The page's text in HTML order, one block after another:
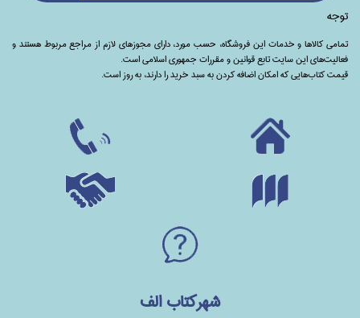
توجه
تمامی‌ کالاها و خدمات این فروشگاه، حسب مورد،‌ دارای مجوزهای لازم از مراجع مربوط هستند ‌و‌‌
فعالیت‌های این سایت تابع قوانین و مقررات جمهوری اسلامی است.
قیمت کتاب‌هایی که امکان اضافه کردن به سبد خرید را دارند،‌ به روز است.
شهرکتاب الف